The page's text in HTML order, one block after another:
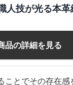
人技が光る本革
品の詳細を見る
ことでその存在